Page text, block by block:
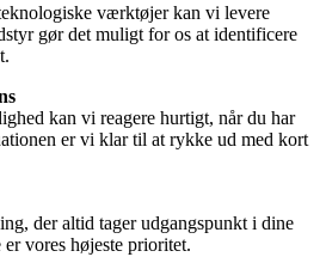
værktøjer kan vi levere
gør det muligt for os at identificere
kan vi reagere hurtigt, når du har
er vi klar til at rykke ud med kort
der altid tager udgangspunkt i dine
vores højeste prioritet.